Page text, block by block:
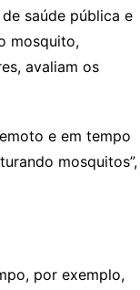
saúde pública e
mosquito,
avaliam os
e em tempo
mosquitos”,
por exemplo,